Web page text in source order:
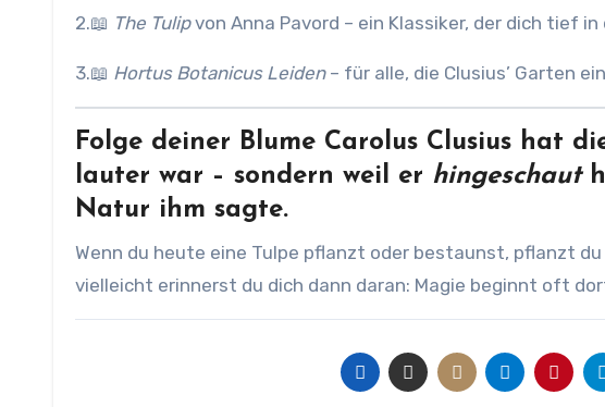
2.📖 The Tulipvon Anna Pavord – ein Klassiker, der dich tief
3.📖 Hortus Botanicus Leiden– für alle, die Clusius’ Garten
Folge deiner Blume Carolus Clusius hat
lauter war – sondern weil er hingeschaut
Natur ihm sagte.
Wenn du heute eine Tulpe pflanzt oder bestaunst, pflanzt
vielleicht erinnerst du dich dann daran: Magie beginnt oft